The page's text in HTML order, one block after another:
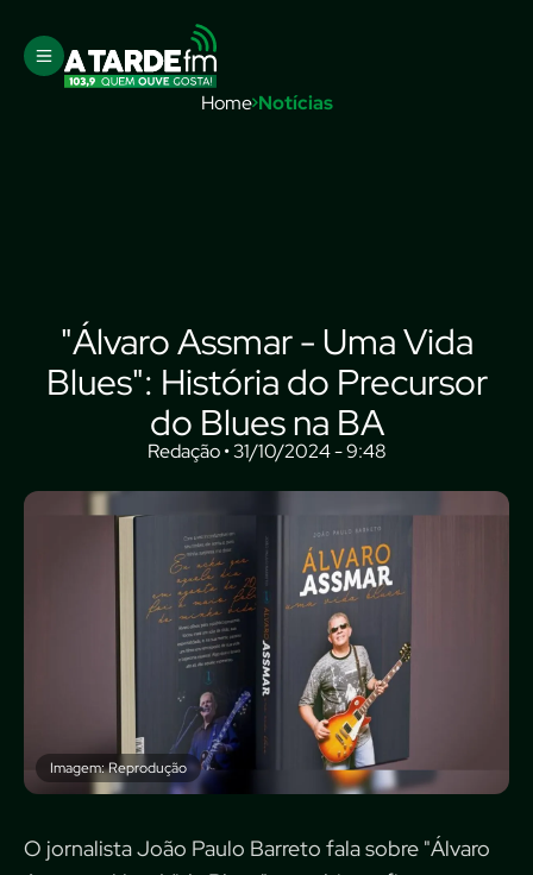
Home Notícias
"Álvaro Assmar - Uma Vida
Blues": História do Precursor
do Blues na BA
Redação • 31/10/2024 - 9:48
Imagem: Reprodução
O jornalista João Paulo Barreto fala sobre "Álvaro